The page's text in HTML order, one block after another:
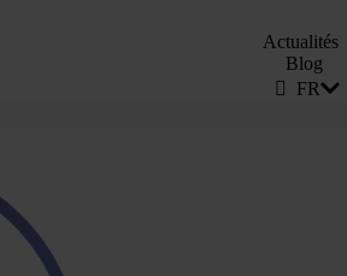
Actualités
Blog
FR